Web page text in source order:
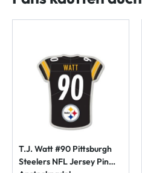
T.J. Watt #90 Pittsburgh
Steelers NFL Jersey Pin